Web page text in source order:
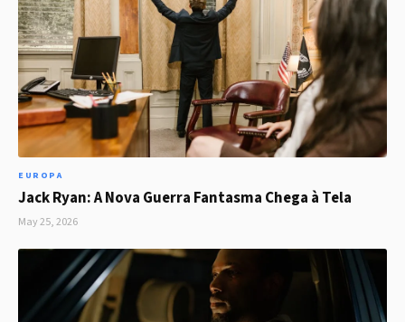
EUROPA
Jack Ryan: A Nova Guerra Fantasma Chega à Tela
May 25, 2026